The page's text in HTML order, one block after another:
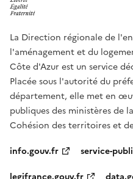
La Direction régionale de
l'aménagement et du
Côte d'Azur est un service
Placée sous l'autorité du
département, elle met en
publiques des ministères de
Cohésion des territoires et
info.gouv.fr
service-